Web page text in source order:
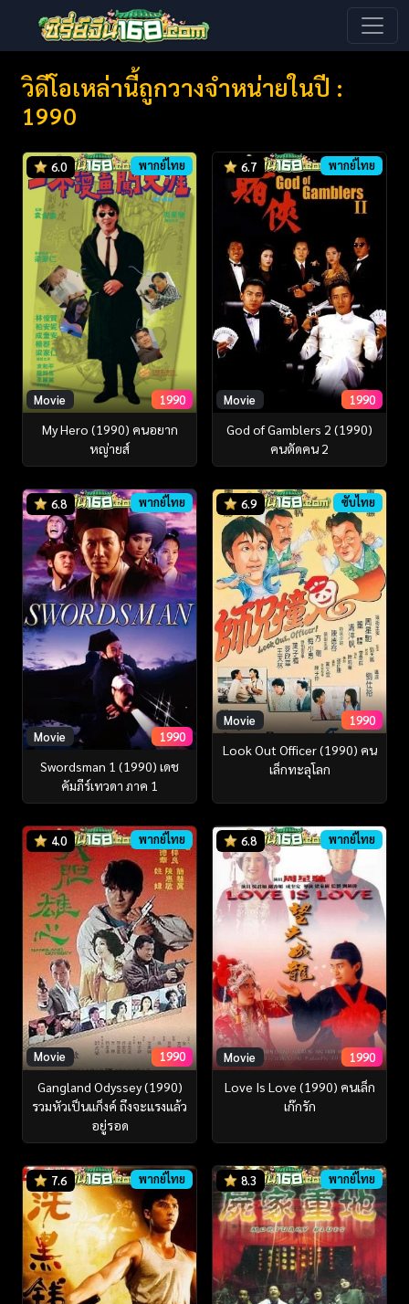
วิดีโอเหล่านี้ถูกวางจำหน่ายในปี :
1990
6.0 พากย์ไทย
Movie 1990
My Hero (1990) คนอยาก
หญ่ายส์
6.7 พากย์ไทย
Movie 1990
God of Gamblers 2 (1990)
คนตัดคน 2
6.8 พากย์ไทย
Movie 1990
Swordsman 1 (1990) เดช
คัมภีร์เทวดา ภาค 1
6.9 ซับไทย
Movie 1990
Look Out Officer (1990) คน
เล็กทะลุโลก
4.0 พากย์ไทย
Movie 1990
Gangland Odyssey (1990)
รวมหัวเป็นแก็งค์ ถึงจะแรงแล้ว
อยู่รอด
6.8 พากย์ไทย
Movie 1990
Love Is Love (1990) คนเล็ก
เก๊กรัก
7.6 พากย์ไทย 8.3 พากย์ไทย